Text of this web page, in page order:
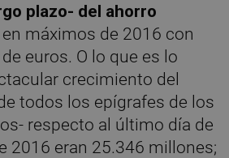
plazo- del ahorro
máximos de 2016 con
euros. O lo que es lo
crecimiento del
todos los epígrafes de los
respecto al último día de
2016 eran 25.346 millones;